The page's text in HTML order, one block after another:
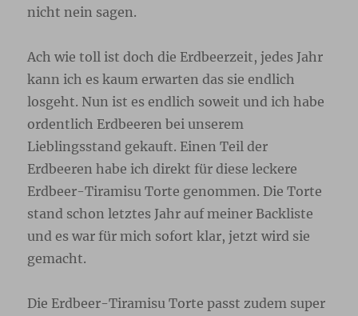
nicht nein sagen.
Ach wie toll ist doch die Erdbeerzeit, jedes Jahr
kann ich es kaum erwarten das sie endlich
losgeht. Nun ist es endlich soweit und ich habe
ordentlich Erdbeeren bei unserem
Lieblingsstand gekauft. Einen Teil der
Erdbeeren habe ich direkt für diese leckere
Erdbeer-Tiramisu Torte genommen. Die Torte
stand schon letztes Jahr auf meiner Backliste
und es war für mich sofort klar, jetzt wird sie
gemacht.
Die Erdbeer-Tiramisu Torte passt zudem super